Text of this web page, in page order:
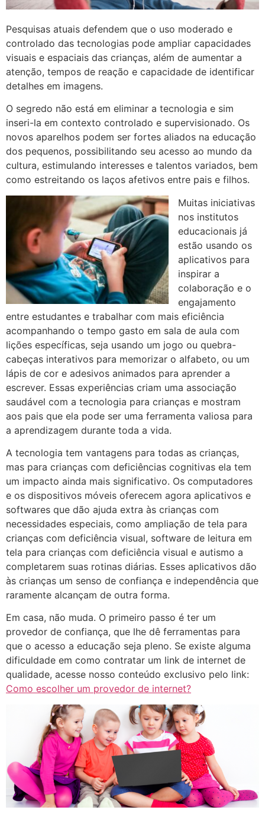
Pesquisas atuais defendem que o uso moderado e
controlado das tecnologias pode ampliar capacidades
visuais e espaciais das crianças, além de aumentar a
atenção, tempos de reação e capacidade de identificar
detalhes em imagens.
O segredo não está em eliminar a tecnologia e sim
inseri-la em contexto controlado e supervisionado. Os
novos aparelhos podem ser fortes aliados na educação
dos pequenos, possibilitando seu acesso ao mundo da
cultura, estimulando interesses e talentos variados, bem
como estreitando os laços afetivos entre pais e filhos.
Muitas iniciativas
nos institutos
educacionais já
estão usando os
aplicativos para
inspirar a
colaboração e o
engajamento
entre estudantes e trabalhar com mais eficiência
acompanhando o tempo gasto em sala de aula com
lições específicas, seja usando um jogo ou quebra-
cabeças interativos para memorizar o alfabeto, ou um
lápis de cor e adesivos animados para aprender a
escrever. Essas experiências criam uma associação
saudável com a tecnologia para crianças e mostram
aos pais que ela pode ser uma ferramenta valiosa para
a aprendizagem durante toda a vida.
A tecnologia tem vantagens para todas as crianças,
mas para crianças com deficiências cognitivas ela tem
um impacto ainda mais significativo. Os computadores
e os dispositivos móveis oferecem agora aplicativos e
softwares que dão ajuda extra às crianças com
necessidades especiais, como ampliação de tela para
crianças com deficiência visual, software de leitura em
tela para crianças com deficiência visual e autismo a
completarem suas rotinas diárias. Esses aplicativos dão
às crianças um senso de confiança e independência que
raramente alcançam de outra forma.
Em casa, não muda. O primeiro passo é ter um
provedor de confiança, que lhe dê ferramentas para
que o acesso a educação seja pleno. Se existe alguma
dificuldade em como contratar um link de internet de
qualidade, acesse nosso conteúdo exclusivo pelo link:
Como escolher um provedor de internet?